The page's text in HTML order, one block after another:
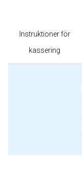
Instruktioner för
kassering